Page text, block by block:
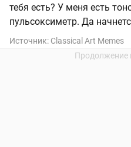
тебя есть? У меня есть
пульсоксиметр. Да
Источник: Classical Art Memes